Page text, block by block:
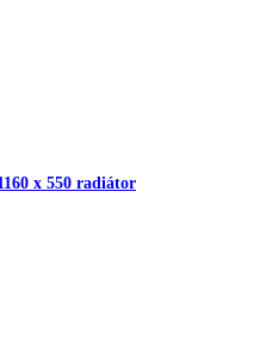
x 550 radiátor